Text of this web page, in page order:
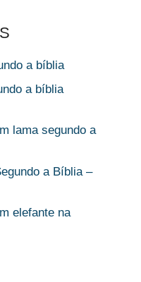
a bíblia
a bíblia
lama segundo a
a Bíblia –
elefante na